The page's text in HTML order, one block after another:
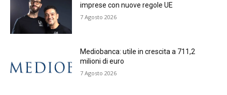
imprese con nuove regole UE
7 Agosto 2026
Mediobanca: utile in crescita a 711,2
milioni di euro
7 Agosto 2026